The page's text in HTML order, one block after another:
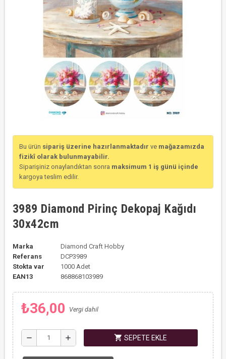
Bu ürün sipariş üzerine hazırlanmaktadır ve mağazamızda
fizikî olarak bulunmayabilir.
Siparişiniz onaylandıktan sonra maksimum 1 iş günü içinde
kargoya teslim edilir.
3989 Diamond Pirinç Dekopaj Kağıdı
30x42cm
Marka
Diamond Craft Hobby
Referans
DCP3989
Stokta var
1000 Adet
EAN13
868868103989
₺36,00 Vergi dahil
remove add shopping_cart SEPETE EKLE